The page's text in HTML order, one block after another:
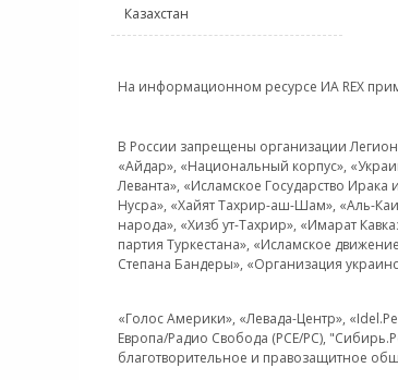
Казахстан
На информационном ресурсе ИА REX
В России запрещены организации Легион
«Айдар», «Национальный корпус»,
Леванта», «Исламское Государство
Нусра», «Хайят Тахрир-аш-Шам», «Аль-
народа», «Хизб ут-Тахрир», «Имарат
партия Туркестана», «Исламское
Степана Бандеры», «Организация
«Голос Америки», «Левада-Центр»,
Европа/Радио Свобода (PCE/PC),
благотворительное и правозащитное